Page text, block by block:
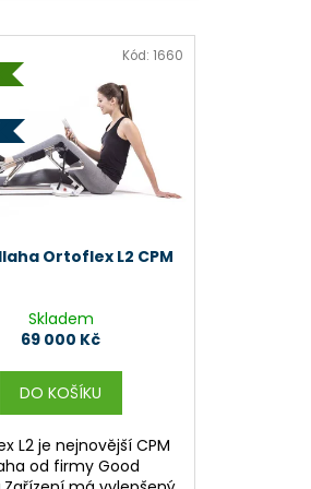
Ortoflex L2 CPM
Skladem
69 000 Kč
DO KOŠÍKU
L2 je nejnovější CPM
od firmy Good
Kód: 1660